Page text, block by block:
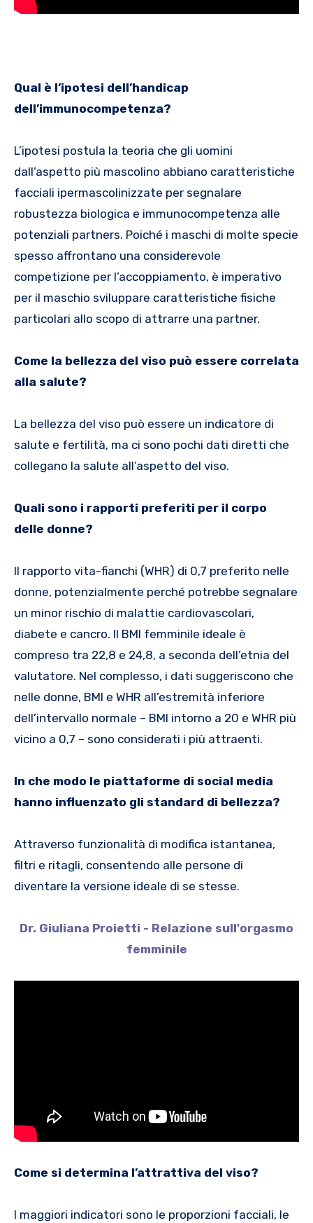
Qual è l’ipotesi dell’handicap
dell’immunocompetenza?
L’ipotesi postula la teoria che gli uomini
dall’aspetto più mascolino abbiano caratteristiche
facciali ipermascolinizzate per segnalare
robustezza biologica e immunocompetenza alle
potenziali partners. Poiché i maschi di molte specie
spesso affrontano una considerevole
competizione per l’accoppiamento, è imperativo
per il maschio sviluppare caratteristiche fisiche
particolari allo scopo di attrarre una partner.
Come la bellezza del viso può essere correlata
alla salute?
La bellezza del viso può essere un indicatore di
salute e fertilità, ma ci sono pochi dati diretti che
collegano la salute all’aspetto del viso.
Quali sono i rapporti preferiti per il corpo
delle donne?
Il rapporto vita-fianchi (WHR) di 0,7 preferito nelle
donne, potenzialmente perché potrebbe segnalare
un minor rischio di malattie cardiovascolari,
diabete e cancro. Il BMI femminile ideale è
compreso tra 22,8 e 24,8, a seconda dell’etnia del
valutatore. Nel complesso, i dati suggeriscono che
nelle donne, BMI e WHR all’estremità inferiore
dell’intervallo normale – BMI intorno a 20 e WHR più
vicino a 0,7 – sono considerati i più attraenti.
In che modo le piattaforme di social media
hanno influenzato gli standard di bellezza?
Attraverso funzionalità di modifica istantanea,
filtri e ritagli, consentendo alle persone di
diventare la versione ideale di se stesse.
Dr. Giuliana Proietti - Relazione sull'orgasmo
femminile
Come si determina l’attrattiva del viso?
I maggiori indicatori sono le proporzioni facciali, le